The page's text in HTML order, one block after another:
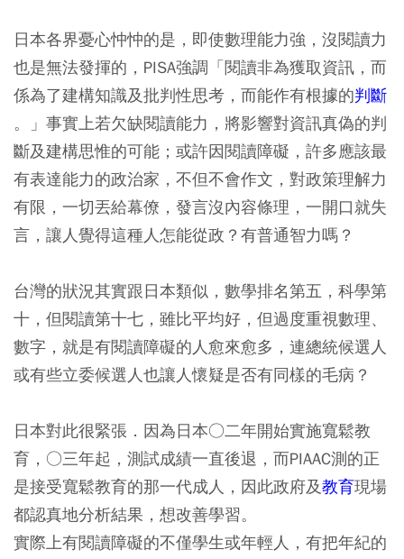
日本各界憂心忡忡的是，即使數理能力強，沒閱讀力
也是無法發揮的，PISA強調「閱讀非為獲取資訊，而
係為了建構知識及批判性思考，而能作有根據的判斷
。」事實上若欠缺閱讀能力，將影響對資訊真偽的判
斷及建構思惟的可能；或許因閱讀障礙，許多應該最
有表達能力的政治家，不但不會作文，對政策理解力
有限，一切丟給幕僚，發言沒內容條理，一開口就失
言，讓人覺得這種人怎能從政？有普通智力嗎？
台灣的狀況其實跟日本類似，數學排名第五，科學第
十，但閱讀第十七，雖比平均好，但過度重視數理、
數字，就是有閱讀障礙的人愈來愈多，連總統候選人
或有些立委候選人也讓人懷疑是否有同樣的毛病？
日本對此很緊張．因為日本○二年開始實施寬鬆教
育，○三年起，測試成績一直後退，而PIAAC測的正
是接受寬鬆教育的那一代成人，因此政府及教育現場
都認真地分析結果，想改善學習。
實際上有閱讀障礙的不僅學生或年輕人，有把年紀的